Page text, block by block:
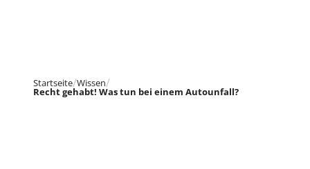
Startseite Wissen
Recht gehabt! Was tun bei einem Autounfall?